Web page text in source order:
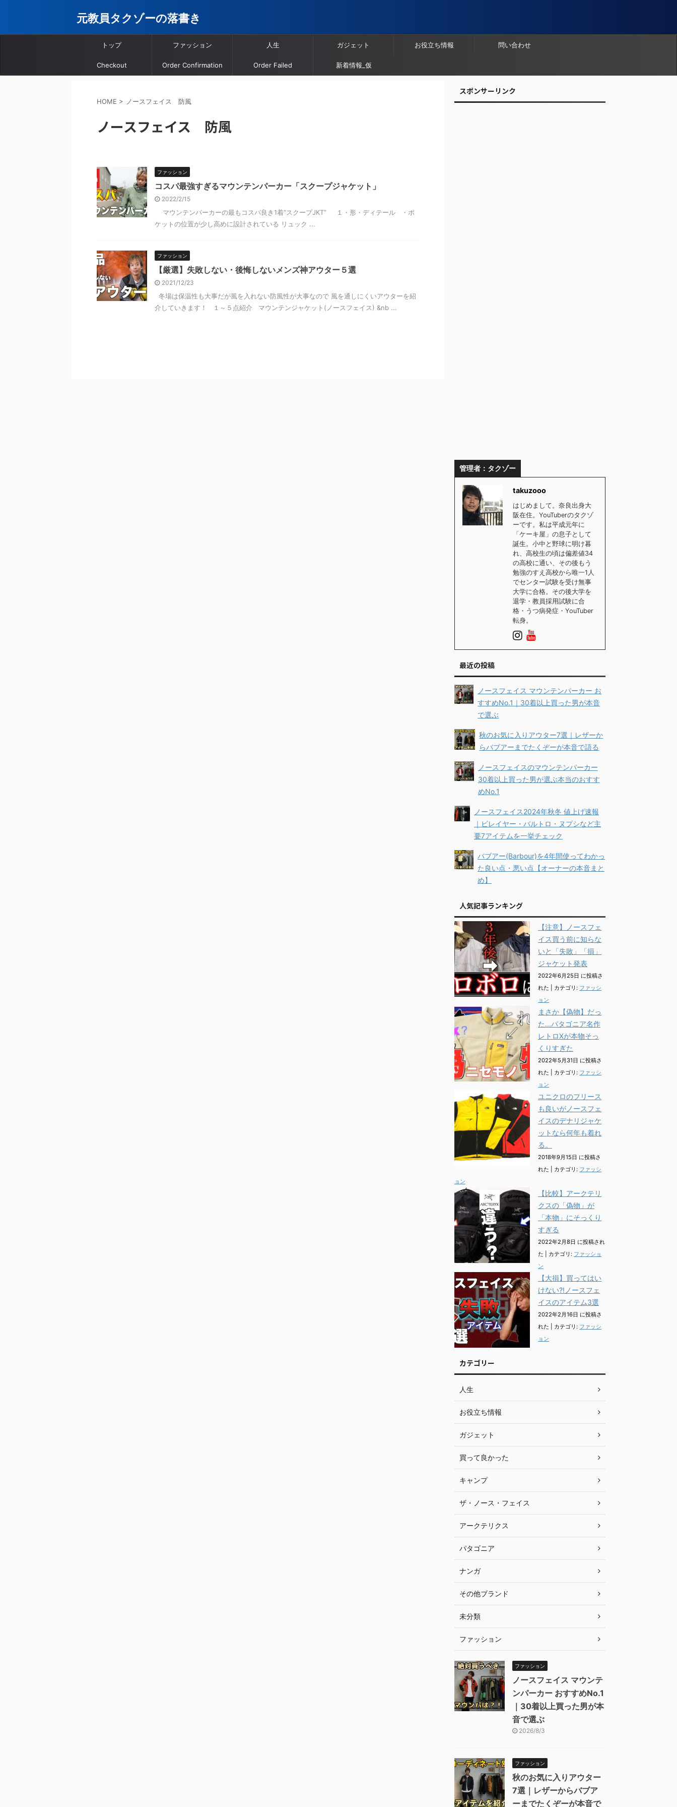
元教員タクゾーの落書き
トップ ファッション 人生 ガジェット お役立ち情報 問い合わせ
Checkout Order Confirmation Order Failed 新着情報_仮
HOME > ノースフェイス 防風
ノースフェイス 防風
ファッション
コスパ最強すぎるマウンテンパーカー「スクープジャケット」
2022/2/15
マウンテンパーカーの最もコスパ良き1着“スクープJKT” １・形・ディテール ・ポ
ケットの位置が少し高めに設計されている リュック ...
ファッション
【厳選】失敗しない・後悔しないメンズ神アウター５選
2021/12/23
冬場は保温性も大事だが風を入れない防風性が大事なので 風を通しにくいアウターを紹
介していきます！ １～５点紹介 マウンテンジャケット(ノースフェイス) &nb ...
スポンサーリンク
管理者：タクゾー
takuzooo
はじめまして。奈良出身大
阪在住。YouTuberのタクゾ
ーです。私は平成元年に
「ケーキ屋」の息子として
誕生。小中と野球に明け暮
れ、高校生の頃は偏差値34
の高校に通い、その後もう
勉強のすえ高校から唯一1人
でセンター試験を受け無事
大学に合格。その後大学を
退学・教員採用試験に合
格・うつ病発症・YouTuber
転身。
最近の投稿
ノースフェイス マウンテンパーカー お
すすめNo.1｜30着以上買った男が本音
で選ぶ
秋のお気に入りアウター7選｜レザーか
らバブアーまでたくぞーが本音で語る
ノースフェイスのマウンテンパーカー
30着以上買った男が選ぶ本当のおすす
めNo.1
ノースフェイス2024年秋冬 値上げ速報
｜ビレイヤー・バルトロ・ヌプシなど主
要7アイテムを一挙チェック
バブアー(Barbour)を4年間使ってわかっ
た良い点・悪い点【オーナーの本音まと
め】
人気記事ランキング
【注意】ノースフェ
イス買う前に知らな
いと「失敗」「損」
ジャケット発表
2022年6月25日 に投稿さ
れた
カテゴリ: ファッシ
ョン
まさか【偽物】だっ
た...パタゴニア名作
レトロXが本物そっ
くりすぎた
2022年5月31日 に投稿さ
れた
カテゴリ: ファッシ
ョン
ユニクロのフリース
も良いがノースフェ
イスのデナリジャケ
ットなら何年も着れ
る。
2018年9月15日 に投稿さ
れた
カテゴリ: ファッシ
ョン
【比較】アークテリ
クスの「偽物」が
「本物」にそっくり
すぎる
2022年2月8日 に投稿され
た
カテゴリ: ファッショ
ン
【大損】買ってはい
けない?!ノースフェ
イスのアイテム3選
2022年2月16日 に投稿さ
れた
カテゴリ: ファッシ
ョン
カテゴリー
人生
お役立ち情報
ガジェット
買って良かった
キャンプ
ザ・ノース・フェイス
アークテリクス
パタゴニア
ナンガ
その他ブランド
未分類
ファッション
ファッション
ノースフェイス マウンテ
ンパーカー おすすめNo.1
｜30着以上買った男が本
音で選ぶ
2026/8/3
ファッション
秋のお気に入りアウター
7選｜レザーからバブア
ーまでたくぞーが本音で